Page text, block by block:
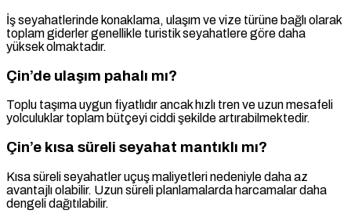
İş seyahatlerinde konaklama, ulaşım ve vize türüne bağlı olarak
toplam giderler genellikle turistik seyahatlere göre daha
yüksek olmaktadır.
Çin’de ulaşım pahalı mı?
Toplu taşıma uygun fiyatlıdır ancak hızlı tren ve uzun mesafeli
yolculuklar toplam bütçeyi ciddi şekilde artırabilmektedir.
Çin’e kısa süreli seyahat mantıklı mı?
Kısa süreli seyahatler uçuş maliyetleri nedeniyle daha az
avantajlı olabilir. Uzun süreli planlamalarda harcamalar daha
dengeli dağıtılabilir.